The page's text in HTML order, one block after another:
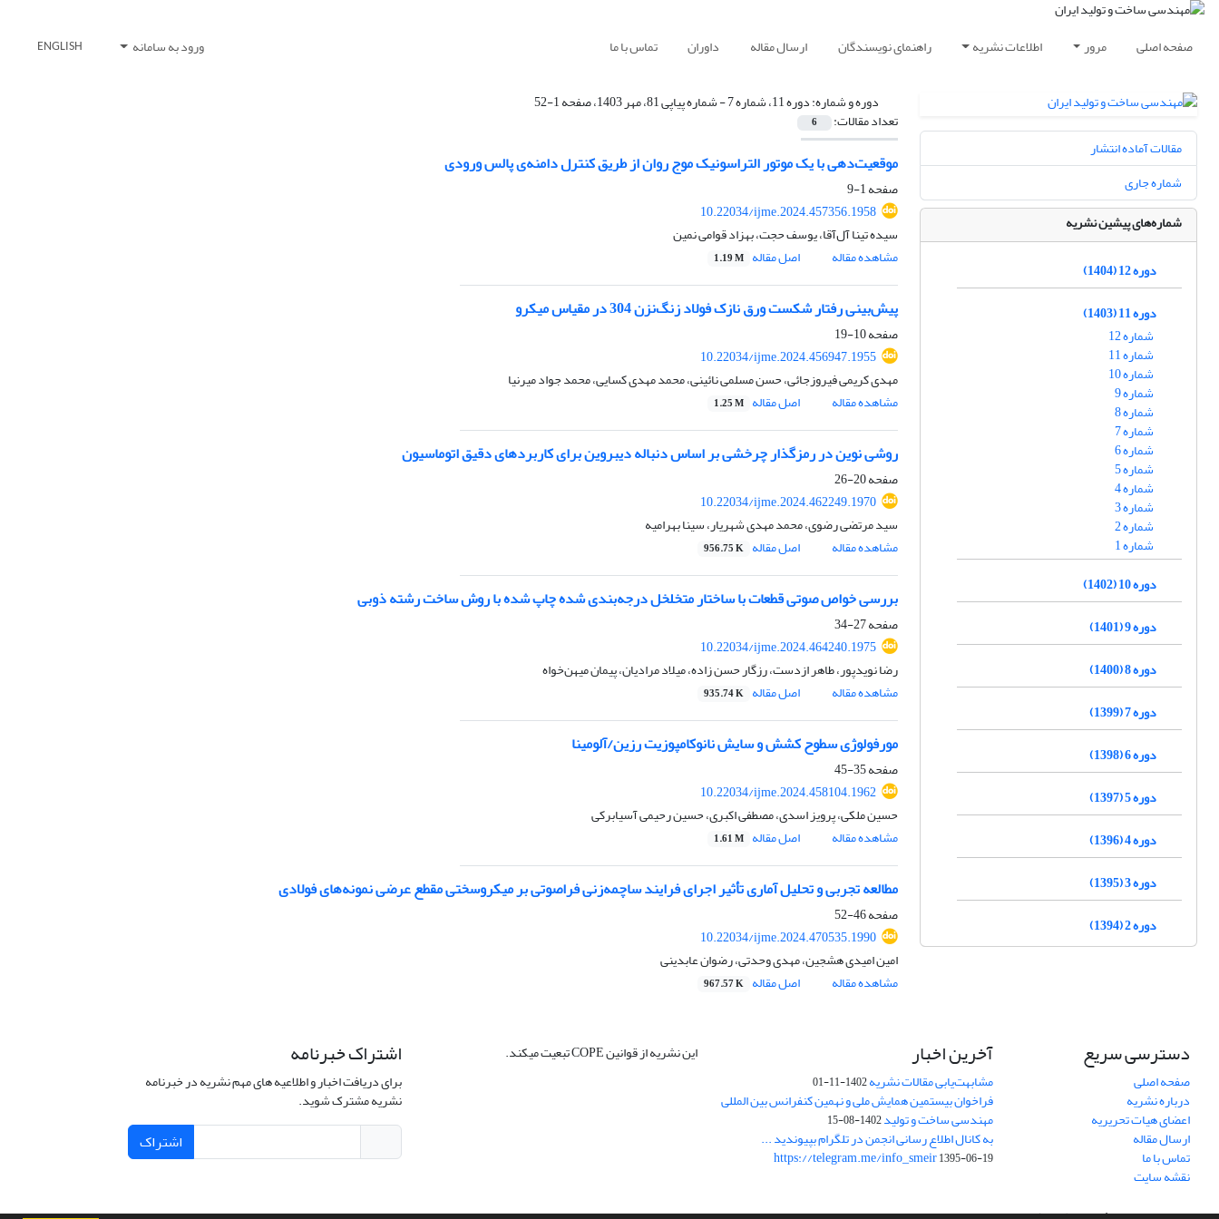
صفحه اصلی مرور اطلاعات نشریه راهنمای نویسندگان ارسال مقاله داوران تماس با ما ورود به سامانه ENGLISH
دوره و شماره:دوره 11، شماره 7 - شماره پیاپی 81، مهر 1403، صفحه 1-52
تعداد مقالات: 6
موقعیت‌دهی با یک موتور التراسونیک موج روان از طریق کنترل دامنه‌ی پالس ورودی
صفحه1-9
10.22034/ijme.2024.457356.1958
سیده تینا آل‌آقا، یوسف حجت، بهزاد قوامی نمین
مشاهده مقاله
اصل مقاله 1.19 M
پیش‌بینی رفتار شکست ورق نازک فولاد زنگ‌نزن 304 در مقیاس میکرو
صفحه10-19
10.22034/ijme.2024.456947.1955
مهدی کریمی فیروزجائی، حسن مسلمی نائینی، محمد مهدی کسایی، محمد جواد میرنیا
مشاهده مقاله
اصل مقاله 1.25 M
روشی نوین در رمزگذار چرخشی بر اساس دنباله دیبروین برای کاربردهای دقیق اتوماسیون
صفحه20-26
10.22034/ijme.2024.462249.1970
سید مرتضی رضوی، محمد مهدی شهریار، سینا بهرامیه
مشاهده مقاله
اصل مقاله 956.75 K
بررسی خواص صوتی قطعات با ساختار متخلخل درجه‌بندی شده چاپ شده با روش ساخت رشته ذوبی
صفحه27-34
10.22034/ijme.2024.464240.1975
رضا نویدپور، طاهر ازدست، رزگار حسن زاده، میلاد مرادیان، پیمان میهن‌خواه
مشاهده مقاله
اصل مقاله 935.74 K
مورفولوژی سطوح کشش و سایش نانوکامپوزیت رزین/آلومینا
صفحه35-45
10.22034/ijme.2024.458104.1962
حسین ملکی، پرویز اسدی، مصطفی اکبری، حسین رحیمی آسیابرکی
مشاهده مقاله
اصل مقاله 1.61 M
مطالعه‌ تجربی و تحلیل آماری تأثیر اجرای فرایند ساچمه‌زنی فراصوتی بر میکروسختی مقطع عرضی نمونه‌های فولادی
صفحه46-52
10.22034/ijme.2024.470535.1990
امین امیدی هشجین، مهدی وحدتی، رضوان عابدینی
مشاهده مقاله
اصل مقاله 967.57 K
مقالات آماده انتشار
شماره جاری
شماره‌های پیشین نشریه
دوره 12 (1404)
دوره 11 (1403)
شماره 12
شماره 11
شماره 10
شماره 9
شماره 8
شماره 7
شماره 6
شماره 5
شماره 4
شماره 3
شماره 2
شماره 1
دوره 10 (1402)
دوره 9 (1401)
دوره 8 (1400)
دوره 7 (1399)
دوره 6 (1398)
دوره 5 (1397)
دوره 4 (1396)
دوره 3 (1395)
دوره 2 (1394)
دسترسی سریع
صفحه اصلی
درباره نشریه
اعضای هیات تحریریه
ارسال مقاله
تماس با ما
نقشه سایت
آخرین اخبار
مشابهت‌یابی مقالات نشریه1402-11-01
فراخوان بیستمین همایش ملی و نهمین کنفرانس بین المللی
مهندسی ساخت و تولید1402-08-15
به کانال اطلاع رسانی انجمن در تلگرام بپیوندید ...
https://telegram.me/info_smeir1395-06-19
این نشریه از قوانین COPE تبعیت میکند. اشتراک خبرنامه
برای دریافت اخبار و اطلاعیه های مهم نشریه در خبرنامه
نشریه مشترک شوید.
اشتراک